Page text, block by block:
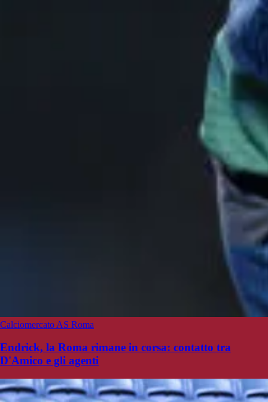
Calciomercato AS Roma
Endrick, la Roma rimane in corsa: contatto tra
D'Amico e gli agenti